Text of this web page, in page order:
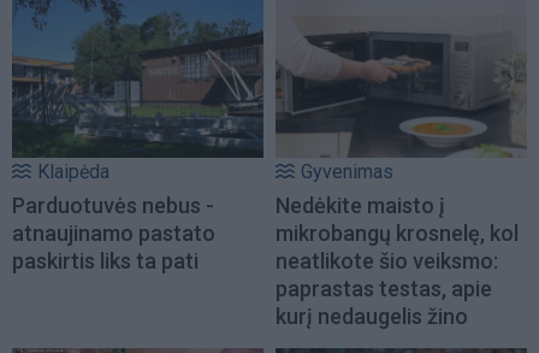
Klaipėda
Parduotuvės nebus -
atnaujinamo pastato
paskirtis liks ta pati
Gyvenimas
Nedėkite maisto į
mikrobangų krosnelę, kol
neatlikote šio veiksmo:
paprastas testas, apie
kurį nedaugelis žino